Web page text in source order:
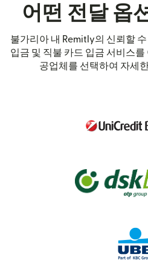
어떤 전달 옵
불가리아 내 Remitly의 신뢰할
입금 및 직불 카드 입금 서비스를
공업체를 선택하여 자세